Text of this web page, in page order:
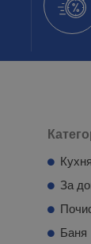
Кухня
За
Баня